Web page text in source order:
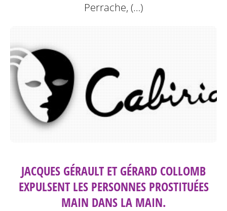
Perrache, (…)
JACQUES GÉRAULT ET GÉRARD COLLOMB
EXPULSENT LES PERSONNES PROSTITUÉES
MAIN DANS LA MAIN.